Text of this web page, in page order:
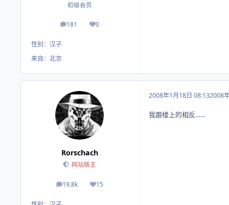
初级会员
181
帖子 0
荣誉积分
性别： 汉子
来自： 北京
Rorschach
网站版主
19.8k
帖子 15
荣誉积分
2008年1月18日 08:132008
我跟楼上的相反……